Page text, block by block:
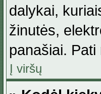
dalykai,
žinutės,
panašiai.
Į viršų